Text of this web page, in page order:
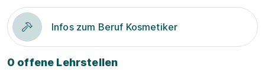
Infos zum Beruf Kosmetiker
0 offene Lehrstellen